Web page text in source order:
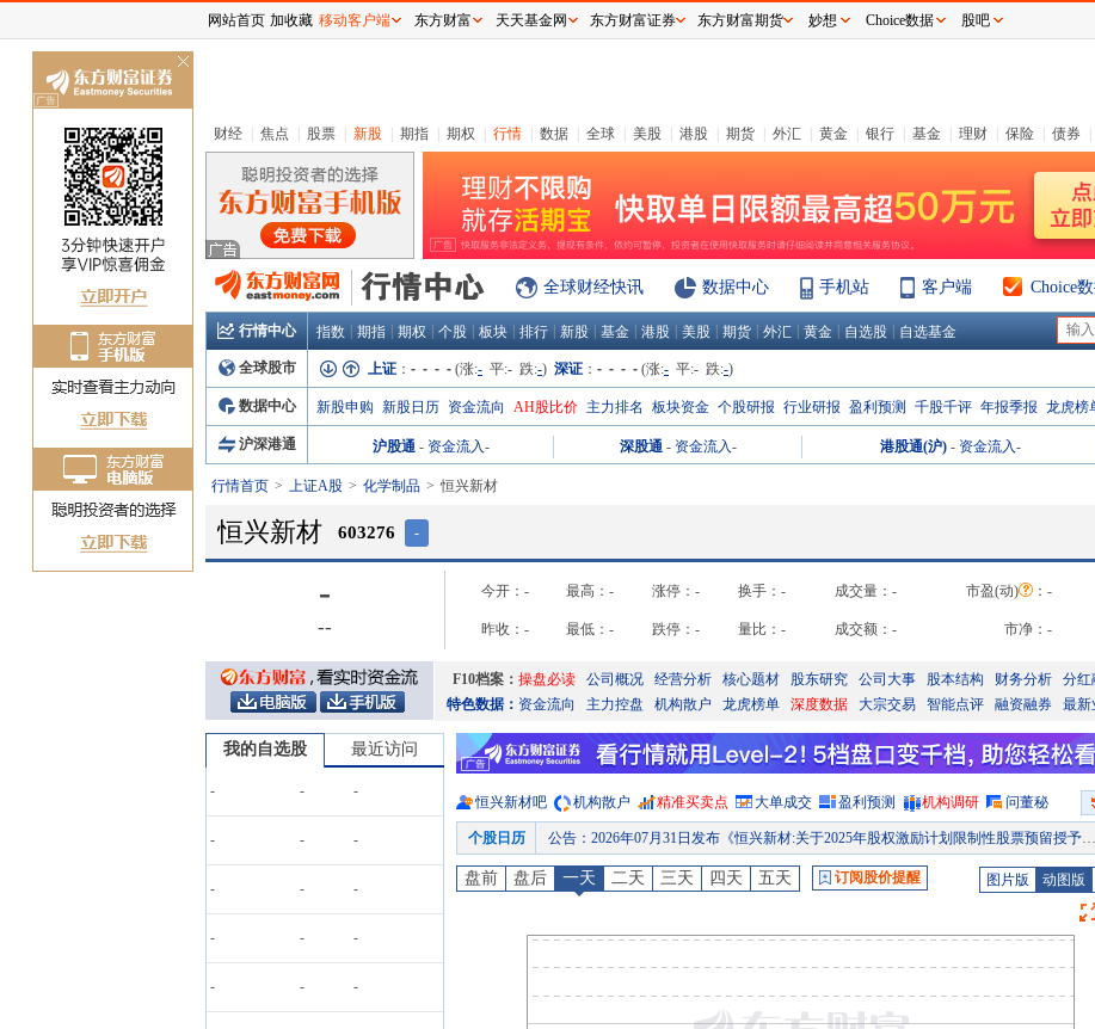
财经 焦点 股票 新股 期指 期权 行情 数据 全球 美股 港股 期货 外汇 黄金 银行 基金 理财 保险 债券
全球财经快讯 数据中心 手机站 客户端 Choice
行情中心 指数 期指 期权 个股 板块 排行 新股 基金 港股 美股 期货 外汇 黄金 自选股 自选基金
全球股市 上证 ： - - - - (涨:- 平:- 跌:-) 深证 ： - - - - (涨:- 平:- 跌:-)
数据中心 新股申购 新股日历 资金流向 AH股比价 主力排名 板块资金 个股研报 行业研报 盈利预测 千股千评 年报季报 龙虎榜
沪深港通 沪股通 - 资金流入- 深股通 - 资金流入- 港股通(沪) - 资金流入-
行情首页 上证A股 化学制品 恒兴新材
恒兴新材 603276 -
-
--
今开： - 最高： - 涨停： - 换手： - 成交量： - 市盈(动) ： -
昨收： - 最低： - 跌停： - 量比： - 成交额： - 市净： -
F10档案： 操盘必读 公司概况 经营分析 核心题材 股东研究 公司大事 股本结构 财务分析 分红
特色数据： 资金流向 主力控盘 机构散户 龙虎榜单 深度数据 大宗交易 智能点评 融资融券 最新
我的自选股 最近访问
- - -
- - -
- - -
- - -
- - -
恒兴新材吧 机构散户 精准买卖点 大单成交 盈利预测 机构调研 问董秘
个股日历 公告 ： 2026年07月31日发布《恒兴新材:关于2025年股权激励计划限制性股票预留授予结果公告》
高管持股：2026年07月30日公布2026年07月29日，陈维斌等共增持2笔，共增持8.1万股
：
2026年07月30日发布《恒兴新材:第三届董事会第四次会议决议公告》等3条公告
股本变动：2026年07月29日因限制性股票原因发生股本变动
预约披露日：2026年半年报预约2026年08月27日披露
大宗交易：2026年08月07日共有5笔大宗交易信息，总成交量187.5万股，总成交额2797.5万元
盘前 盘后 一天 二天 三天 四天 五天 订阅股价提醒 图片版 动图版
网站首页 加收藏 移动客户端 东方财富 天天基金网 东方财富证券 东方财富期货 妙想 Choice数据 股吧